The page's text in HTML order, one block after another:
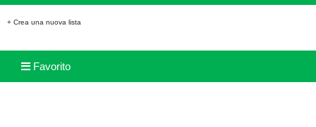
+ Crea una nuova lista
Favorito